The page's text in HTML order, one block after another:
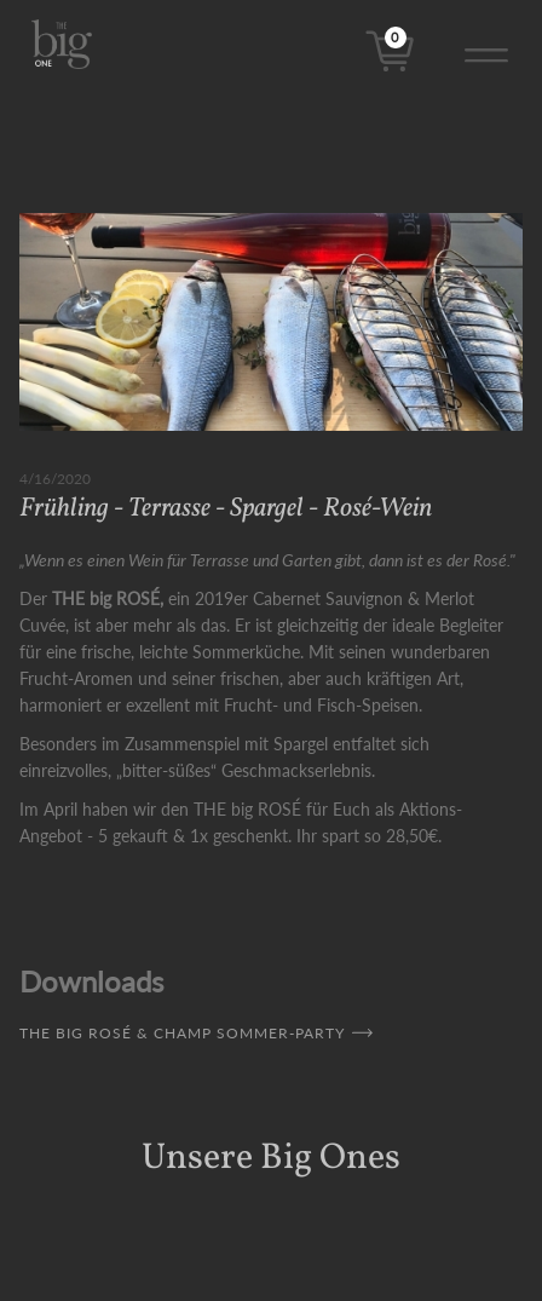
0
4/16/2020
Frühling - Terrasse - Spargel - Rosé-Wein
„Wenn es einen Wein für Terrasse und Garten gibt, dann ist es der Rosé."
Der THE big ROSÉ, ein 2019er Cabernet Sauvignon & Merlot
Cuvée, ist aber mehr als das. Er ist gleichzeitig der ideale Begleiter
für eine frische, leichte Sommerküche. Mit seinen wunderbaren
Frucht-Aromen und seiner frischen, aber auch kräftigen Art,
harmoniert er exzellent mit Frucht- und Fisch-Speisen.
Besonders im Zusammenspiel mit Spargel entfaltet sich
einreizvolles, „bitter-süßes“ Geschmackserlebnis.
Im April haben wir den THE big ROSÉ für Euch als Aktions-
Angebot - 5 gekauft & 1x geschenkt. Ihr spart so 28,50€.
Downloads
THE BIG ROSÉ & CHAMP SOMMER-PARTY
Unsere Big Ones